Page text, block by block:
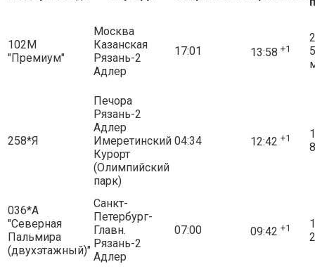
102М
"Премиум"
Москва
Казанская
Рязань-2
Адлер
17:01 13:58 +1
258*Я
Печора
Рязань-2
Адлер
Имеретинский
Курорт
(Олимпийский
парк)
04:34 12:42 +1
036*А
"Северная
Пальмира
(двухэтажный)"
Санкт-
Петербург-
Главн.
Рязань-2
Адлер
07:00 09:42 +1